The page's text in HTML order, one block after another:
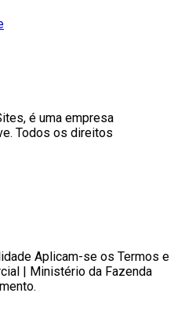
é uma empresa
Todos os direitos
Aplicam-se os Termos e
| Ministério da Fazenda